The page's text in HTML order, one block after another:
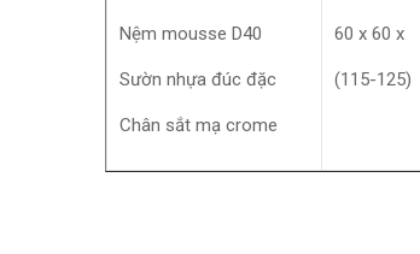
Nệm mousse D40
Sườn nhựa đúc đặc
Chân sắt mạ crome
60 x 60 x
(115-125)